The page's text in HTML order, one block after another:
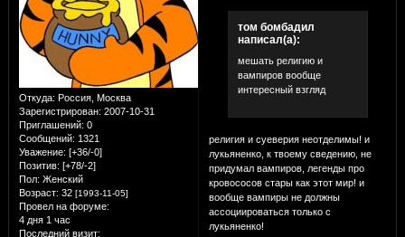
Откуда: Россия, Москва
Зарегистрирован: 2007-10-31
Приглашений: 0
Сообщений: 1321
Уважение: [+36/-0]
Позитив: [+78/-2]
Пол: Женский
Возраст: 32 [1993-11-05]
Провел на форуме:
4 дня 1 час
Последний визит:
том бомбадил
написал(а):
мешать религию и
вампиров вообще
интересный взгляд
религия и суеверия неотделимы! и
лукьяненко, к твоему сведению, не
придумал вампиров, легенды про
кровососов стары как этот мир! и
вообще вампиры не должны
ассоциироваться только с
лукьяненко!